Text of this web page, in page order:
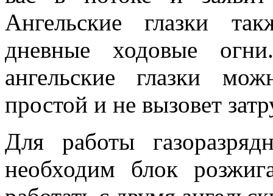
Ангельские глазки
дневные ходовые
ангельские глазки
простой и не вызовет
Для работы
необходим блок